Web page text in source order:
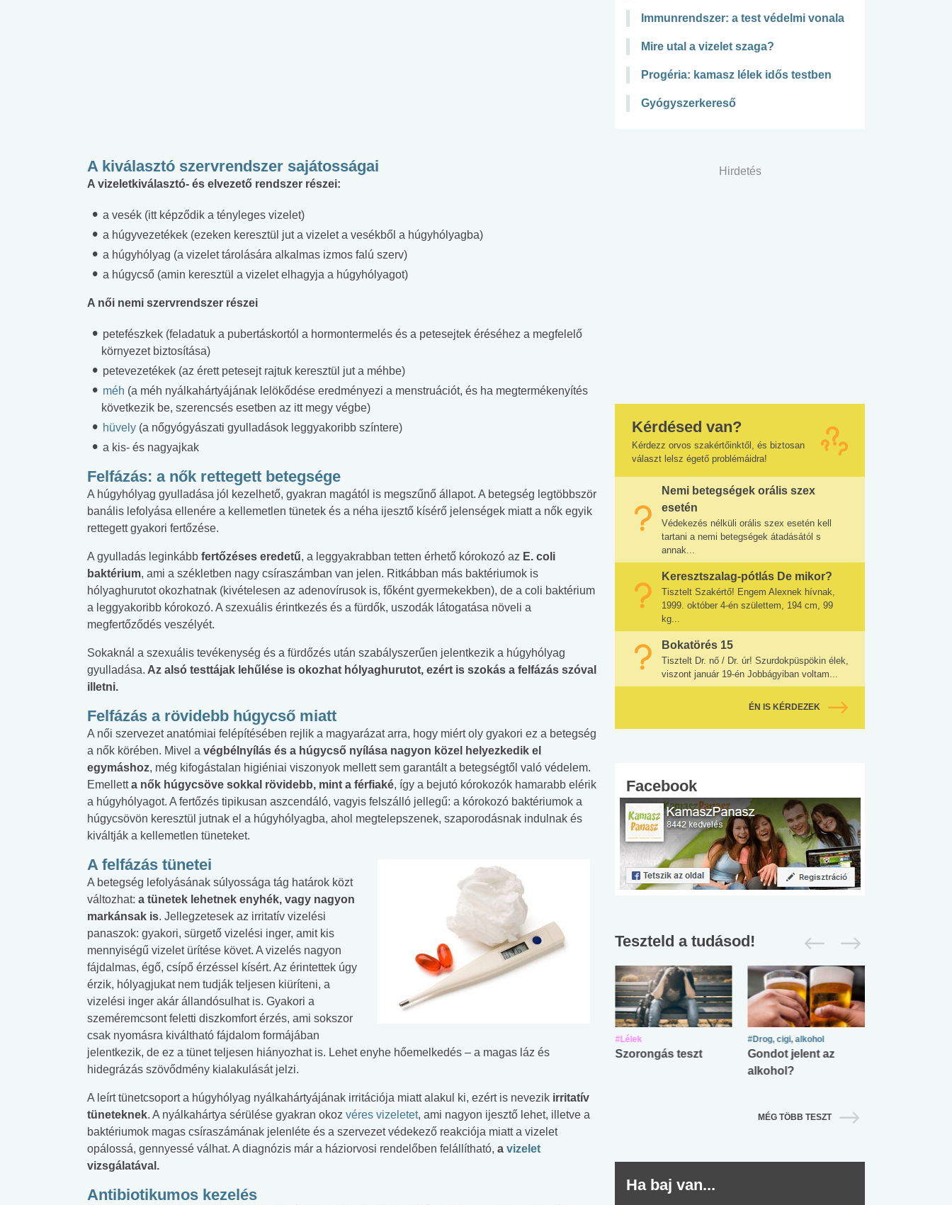
A kiválasztó szervrendszer sajátosságai
A vizeletkiválasztó- és elvezető rendszer részei:
a vesék (itt képződik a tényleges vizelet)
a húgyvezetékek (ezeken keresztül jut a vizelet a vesékből a húgyhólyagba)
a húgyhólyag (a vizelet tárolására alkalmas izmos falú szerv)
a húgycső (amin keresztül a vizelet elhagyja a húgyhólyagot)
A női nemi szervrendszer részei
petefészkek (feladatuk a pubertáskortól a hormontermelés és a petesejtek éréséhez a megfelelő
környezet biztosítása)
petevezetékek (az érett petesejt rajtuk keresztül jut a méhbe)
méh (a méh nyálkahártyájának lelökődése eredményezi a menstruációt, és ha megtermékenyítés
következik be, szerencsés esetben az itt megy végbe)
hüvely (a nőgyógyászati gyulladások leggyakoribb színtere)
a kis- és nagyajkak
Felfázás: a nők rettegett betegsége
A húgyhólyag gyulladása jól kezelhető, gyakran magától is megszűnő állapot. A betegség legtöbbször
banális lefolyása ellenére a kellemetlen tünetek és a néha ijesztő kísérő jelenségek miatt a nők egyik
rettegett gyakori fertőzése.
A gyulladás leginkább fertőzéses eredetű, a leggyakrabban tetten érhető kórokozó az E. coli
baktérium, ami a székletben nagy csíraszámban van jelen. Ritkábban más baktériumok is
hólyaghurutot okozhatnak (kivételesen az adenovírusok is, főként gyermekekben), de a coli baktérium
a leggyakoribb kórokozó. A szexuális érintkezés és a fürdők, uszodák látogatása növeli a
megfertőződés veszélyét.
Sokaknál a szexuális tevékenység és a fürdőzés után szabályszerűen jelentkezik a húgyhólyag
gyulladása. Az alsó testtájak lehűlése is okozhat hólyaghurutot, ezért is szokás a felfázás szóval
illetni.
Felfázás a rövidebb húgycső miatt
A női szervezet anatómiai felépítésében rejlik a magyarázat arra, hogy miért oly gyakori ez a betegség
a nők körében. Mivel a végbélnyílás és a húgycső nyílása nagyon közel helyezkedik el
egymáshoz, még kifogástalan higiéniai viszonyok mellett sem garantált a betegségtől való védelem.
Emelletta nők húgycsöve sokkal rövidebb, mint a férfiaké, így a bejutó kórokozók hamarabb elérik
a húgyhólyagot. A fertőzés tipikusan aszcendáló, vagyis felszálló jellegű: a kórokozó baktériumok a
húgycsövön keresztül jutnak el a húgyhólyagba, ahol megtelepszenek, szaporodásnak indulnak és
kiváltják a kellemetlen tüneteket.
A felfázás tünetei
A betegség lefolyásának súlyossága tág határok közt
változhat: a tünetek lehetnek enyhék, vagy nagyon
markánsak is. Jellegzetesek az irritatív vizelési
panaszok: gyakori, sürgető vizelési inger, amit kis
mennyiségű vizelet ürítése követ. A vizelés nagyon
fájdalmas, égő, csípő érzéssel kísért. Az érintettek úgy
érzik, hólyagjukat nem tudják teljesen kiüríteni, a
vizelési inger akár állandósulhat is. Gyakori a
szeméremcsont feletti diszkomfort érzés, ami sokszor
csak nyomásra kiváltható fájdalom formájában
jelentkezik, de ez a tünet teljesen hiányozhat is. Lehet enyhe hőemelkedés – a magas láz és
hidegrázás szövődmény kialakulását jelzi.
A leírt tünetcsoport a húgyhólyag nyálkahártyájának irritációja miatt alakul ki, ezért is nevezik irritatív
tüneteknek. A nyálkahártya sérülése gyakran okoz véres vizeletet, ami nagyon ijesztő lehet, illetve a
baktériumok magas csíraszámának jelenléte és a szervezet védekező reakciója miatt a vizelet
opálossá, gennyessé válhat. A diagnózis már a háziorvosi rendelőben felállítható, a vizelet
vizsgálatával.
Antibiotikumos kezelés
Immunrendszer: a test védelmi vonala
Mire utal a vizelet szaga?
Progéria: kamasz lélek idős testben
Gyógyszerkereső
Hirdetés
Kérdésed van?
Kérdezz orvos szakértőinktől, és biztosan
választ lelsz égető problémáidra!
Nemi betegségek orális szex
esetén
Védekezés nélküli orális szex esetén kell
tartani a nemi betegségek átadásától s
annak...
Keresztszalag-pótlás De mikor?
Tisztelt Szakértő! Engem Alexnek hívnak,
1999. október 4-én születtem, 194 cm, 99
kg...
Bokatörés 15
Tisztelt Dr. nő / Dr. úr! Szurdokpüspökin élek,
viszont január 19-én Jobbágyiban voltam...
ÉN IS KÉRDEZEK
Facebook
Teszteld a tudásod!
#Zöldövezet
Mekkora az ökológiai
lábnyomod?
#Betegségek
Elsősegély
tudásteszt
Angol középfokú
Internet-függőség
#Lélek
Szorongás teszt
#Drog, cigi, alkohol
Gondot jelent az
alkohol?
MÉG TÖBB TESZT
Ha baj van...